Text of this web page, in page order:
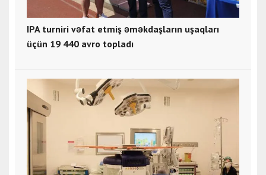
IPA turniri vəfat etmiş əməkdaşların uşaqları
üçün 19 440 avro topladı